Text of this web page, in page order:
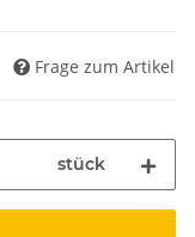
Frage zum Artikel
stück